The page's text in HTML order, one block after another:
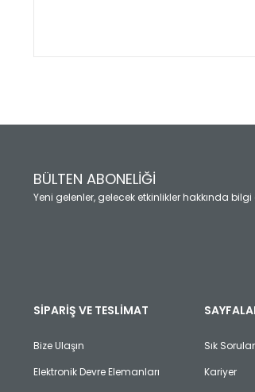
Ürün açıklamasında eksik bilgiler
Ürün fiyatı diğer sitelerden daha
Bu ürüne benzer farklı alternatifler
BÜLTEN ABONELİĞİ
Yeni gelenler, gelecek etkinlikler hakkında
SİPARİŞ VE TESLİMAT
Bize Ulaşın
Elektronik Devre Elemanları
Sık
Kariyer